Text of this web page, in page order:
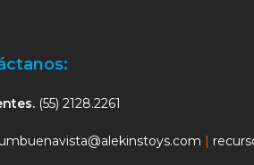
(55) 2128.2261
|